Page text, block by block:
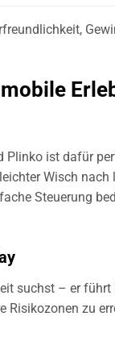
ist dafür
Wisch
Steuerung
suchst – er
Risikozonen zu